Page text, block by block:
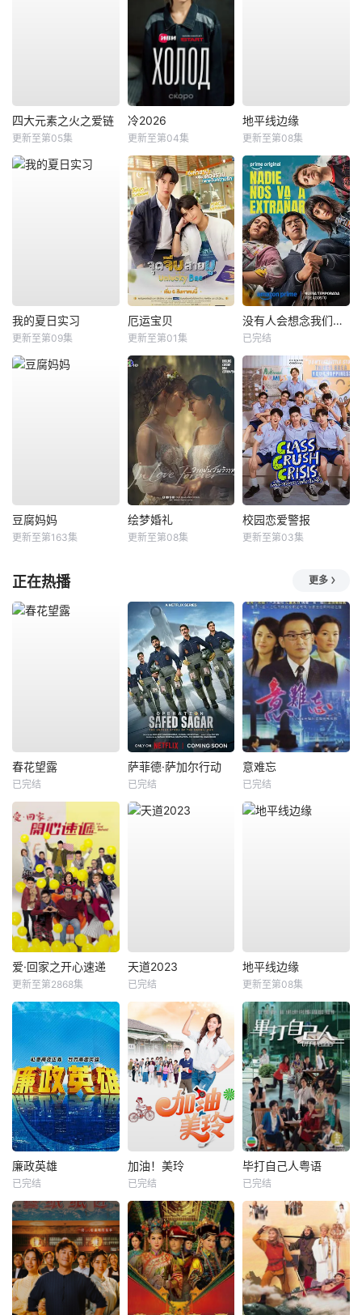
四大元素之火之爱链
更新至第05集
冷2026
更新至第04集
地平线边缘
更新至第08集
我的夏日实习
更新至第09集
厄运宝贝
更新至第01集
没有人会想念我们第二季
已完结
豆腐妈妈
更新至第163集
绘梦婚礼
更新至第08集
校园恋爱警报
更新至第03集
正在热播 更多
春花望露
已完结
萨菲德·萨加尔行动
已完结
意难忘
已完结
爱·回家之开心速递
更新至第2868集
天道2023
已完结
地平线边缘
更新至第08集
廉政英雄
已完结
加油！美玲
已完结
毕打自己人粤语
已完结